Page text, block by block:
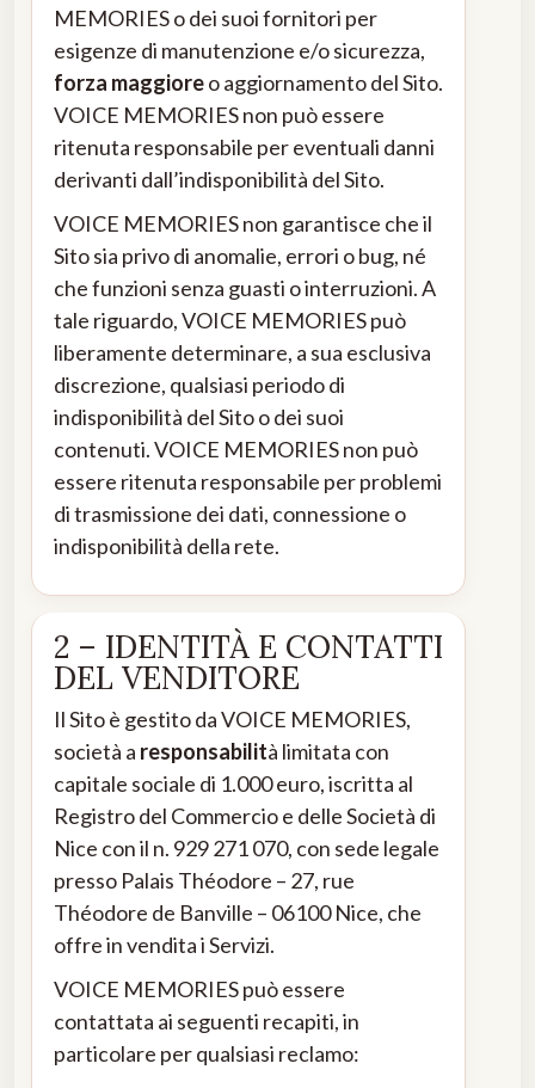
MEMORIES o dei suoi fornitori per
esigenze di manutenzione e/o sicurezza,
forza maggioreo aggiornamento del Sito.
VOICE MEMORIES non può essere
ritenuta responsabile per eventuali danni
derivanti dall’indisponibilità del Sito.
VOICE MEMORIES non garantisce che il
Sito sia privo di anomalie, errori o bug, né
che funzioni senza guasti o interruzioni. A
tale riguardo, VOICE MEMORIES può
liberamente determinare, a sua esclusiva
discrezione, qualsiasi periodo di
indisponibilità del Sito o dei suoi
contenuti. VOICE MEMORIES non può
essere ritenuta responsabile per problemi
di trasmissione dei dati, connessione o
indisponibilità della rete.
2 – IDENTITÀ E CONTATTI
DEL VENDITORE
Il Sito è gestito da VOICE MEMORIES,
società a responsabilità limitata con
capitale sociale di 1.000 euro, iscritta al
Registro del Commercio e delle Società di
Nice con il n. 929 271 070, con sede legale
presso Palais Théodore – 27, rue
Théodore de Banville – 06100 Nice, che
offre in vendita i Servizi.
VOICE MEMORIES può essere
contattata ai seguenti recapiti, in
particolare per qualsiasi reclamo: